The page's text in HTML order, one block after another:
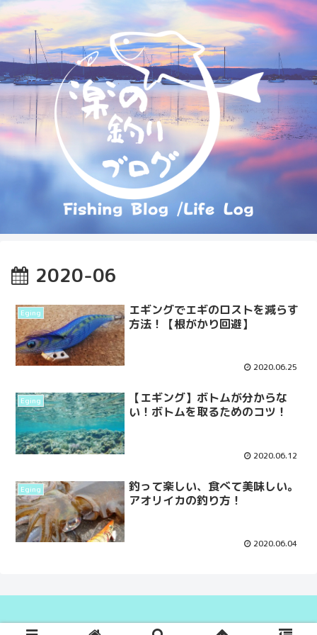
2020-06
Eging
エギングでエギのロストを減らす
方法！【根がかり回避】
2020.06.25
Eging
【エギング】ボトムが分からな
い！ボトムを取るためのコツ！
2020.06.12
Eging
釣って楽しい、食べて美味しい。
アオリイカの釣り方！
2020.06.04